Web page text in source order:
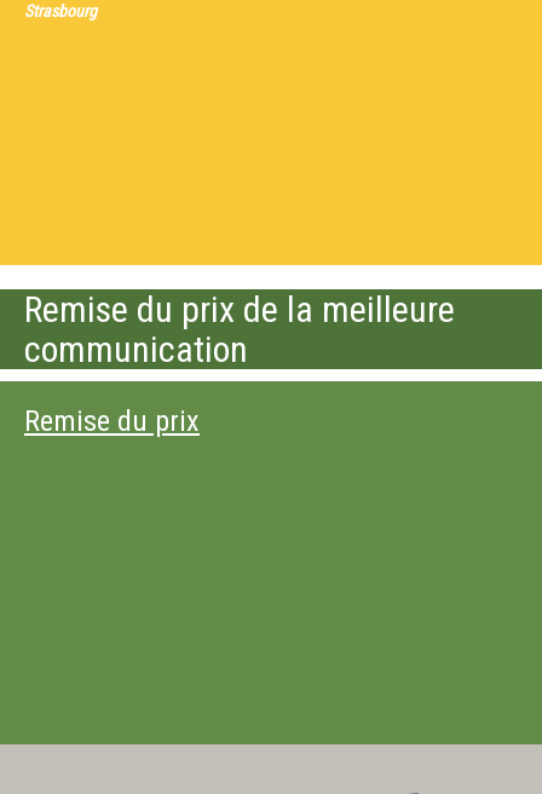
Strasbourg
Remise du prix de la meilleure
communication
Remise du prix